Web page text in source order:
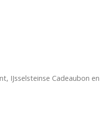
IJsselsteinse Cadeaubon en